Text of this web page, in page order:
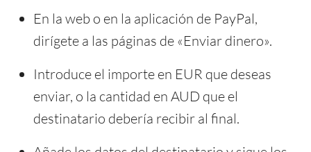
En la web o en la aplicación de PayPal,
dirígete a las páginas de «Enviar dinero».
Introduce el importe en EUR que deseas
enviar, o la cantidad en AUD que el
destinatario debería recibir al final.